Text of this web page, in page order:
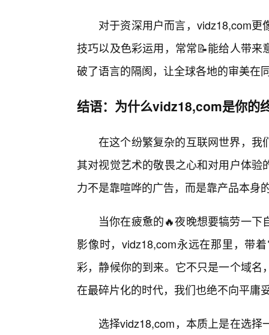
对于资深用户而言，vidz18,com
技巧以及色彩运用，常常📝能给人带
破了语言的隔阂，让全球各地的审美在
结语：为什么vidz18,com是你的
在这个纷繁复杂的互联网世界，我
其对视觉艺术的敬畏之心和对用户体
力不是靠喧哗的广告，而是靠产品本身
当你在疲惫的🔥夜晚想要犒劳一
影像时，vidz18,com永远在那里，带
彩，静候你的到来。它不只是一个域
在最碎片化的时代，我们也绝不向平庸
选择vidz18,com，本质上是在选